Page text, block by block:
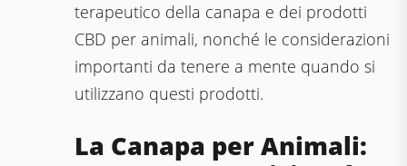
terapeutico della canapa e dei prodotti
CBD per animali, nonché le considerazioni
importanti da tenere a mente quando si
utilizzano questi prodotti.
La Canapa per Animali: